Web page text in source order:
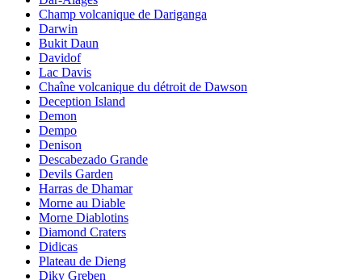
Champ volcanique de Dariganga
Darwin
Bukit Daun
Davidof
Lac Davis
Chaîne volcanique du détroit de Dawson
Deception Island
Demon
Dempo
Denison
Descabezado Grande
Devils Garden
Harras de Dhamar
Morne au Diable
Morne Diablotins
Diamond Craters
Didicas
Plateau de Dieng
Diky Greben